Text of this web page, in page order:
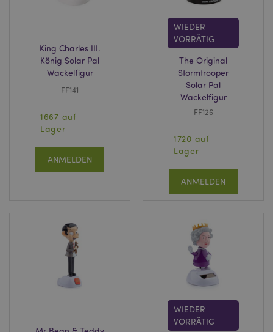
King Charles III.
König Solar Pal
Wackelfigur
FF141
1667 auf
Lager
ANMELDEN
WIEDER
VORRÄTIG
The Original
Stormtrooper
Solar Pal
Wackelfigur
FF126
1720 auf
Lager
ANMELDEN
WIEDER
VORRÄTIG